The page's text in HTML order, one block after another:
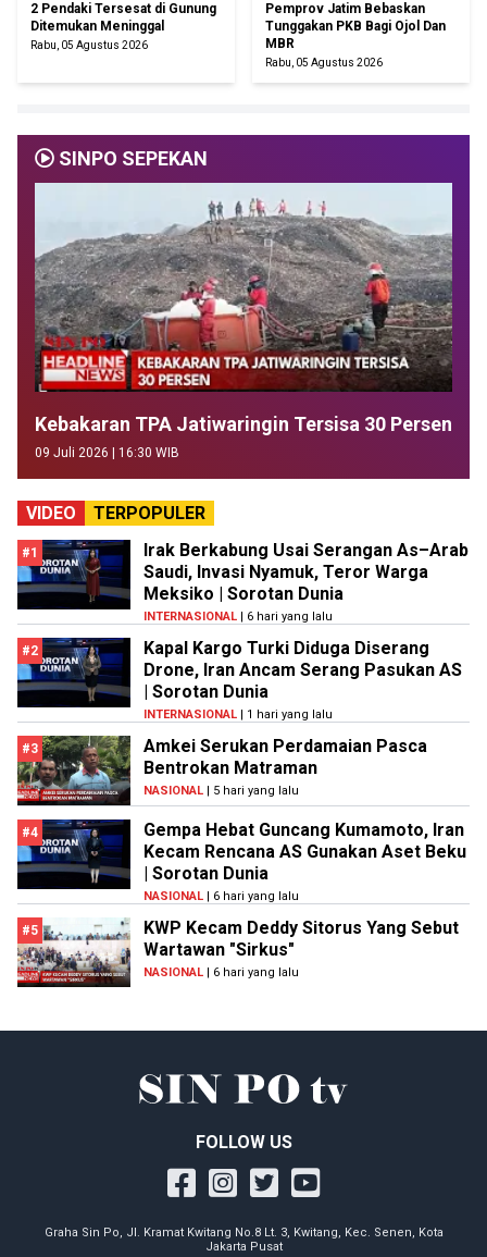
2 Pendaki Tersesat di Gunung
Ditemukan Meninggal
Rabu, 05 Agustus 2026
Pemprov Jatim Bebaskan
Tunggakan PKB Bagi Ojol Dan
MBR
Rabu, 05 Agustus 2026
SINPO SEPEKAN
Kebakaran TPA Jatiwaringin Tersisa 30 Persen
09 Juli 2026 | 16:30 WIB
VIDEO TERPOPULER
#1
Irak Berkabung Usai Serangan As–Arab
Saudi, Invasi Nyamuk, Teror Warga
Meksiko | Sorotan Dunia
INTERNASIONAL | 6 hari yang lalu
#2
Kapal Kargo Turki Diduga Diserang
Drone, Iran Ancam Serang Pasukan AS
| Sorotan Dunia
INTERNASIONAL | 1 hari yang lalu
#3
Amkei Serukan Perdamaian Pasca
Bentrokan Matraman
NASIONAL | 5 hari yang lalu
#4
Gempa Hebat Guncang Kumamoto, Iran
Kecam Rencana AS Gunakan Aset Beku
| Sorotan Dunia
NASIONAL | 6 hari yang lalu
#5
KWP Kecam Deddy Sitorus Yang Sebut
Wartawan "Sirkus"
NASIONAL | 6 hari yang lalu
FOLLOW US
Graha Sin Po, Jl. Kramat Kwitang No.8 Lt. 3, Kwitang, Kec. Senen, Kota
Jakarta Pusat